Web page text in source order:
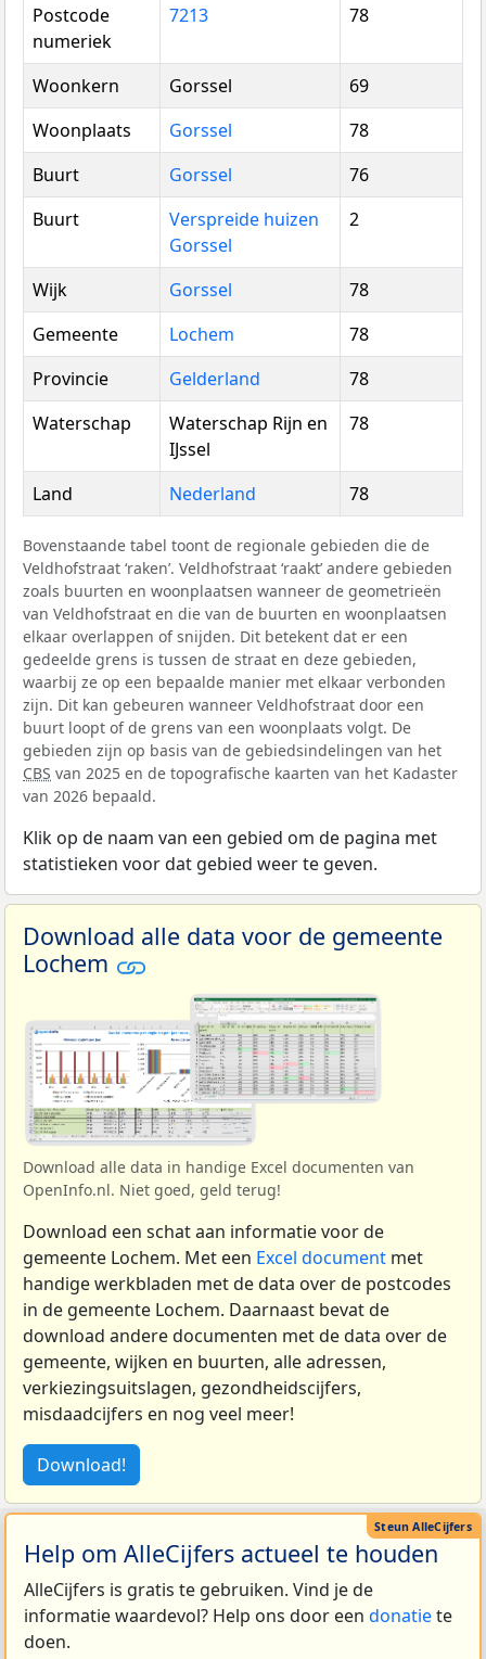
Postcode
numeriek
7213 78
Woonkern Gorssel
69
Woonplaats
Gorssel
78
Buurt
Gorssel
76
Buurt
Verspreide huizen
Gorssel
2
Wijk Gorssel
78
Gemeente
Lochem
78
Provincie
Gelderland
78
Waterschap
Waterschap Rijn en
IJssel
78
Land Nederland 78
Bovenstaande tabel toont de regionale gebieden die de
Veldhofstraat ‘raken’. Veldhofstraat ‘raakt’ andere gebieden
zoals buurten en woonplaatsen wanneer de geometrieën
van Veldhofstraat en die van de buurten en woonplaatsen
elkaar overlappen of snijden. Dit betekent dat er een
gedeelde grens is tussen de straat en deze gebieden,
waarbij ze op een bepaalde manier met elkaar verbonden
zijn. Dit kan gebeuren wanneer Veldhofstraat door een
buurt loopt of de grens van een woonplaats volgt. De
gebieden zijn op basis van de gebiedsindelingen van het
CBS van 2025 en de topografische kaarten van het Kadaster
van 2026 bepaald.
Klik op de naam van een gebied om de pagina met
statistieken voor dat gebied weer te geven.
Download alle data voor de gemeente
Lochem
Download alle data in handige Excel documenten van
OpenInfo.nl. Niet goed, geld terug!
Download een schat aan informatie voor de
gemeente Lochem. Met een Excel document met
handige werkbladen met de data over de postcodes
in de gemeente Lochem. Daarnaast bevat de
download andere documenten met de data over de
gemeente, wijken en buurten, alle adressen,
verkiezingsuitslagen, gezondheidscijfers,
misdaadcijfers en nog veel meer!
Download!
Help om AlleCijfers actueel te houden
AlleCijfers is gratis te gebruiken. Vind je de
informatie waardevol? Help ons door een donatiete
doen.